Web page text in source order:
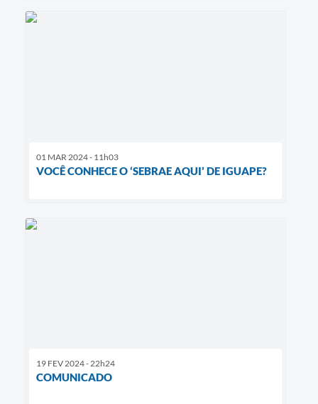
01 MAR 2024 - 11h03
VOCÊ CONHECE O ‘SEBRAE AQUI’ DE IGUAPE?
19 FEV 2024 - 22h24
COMUNICADO